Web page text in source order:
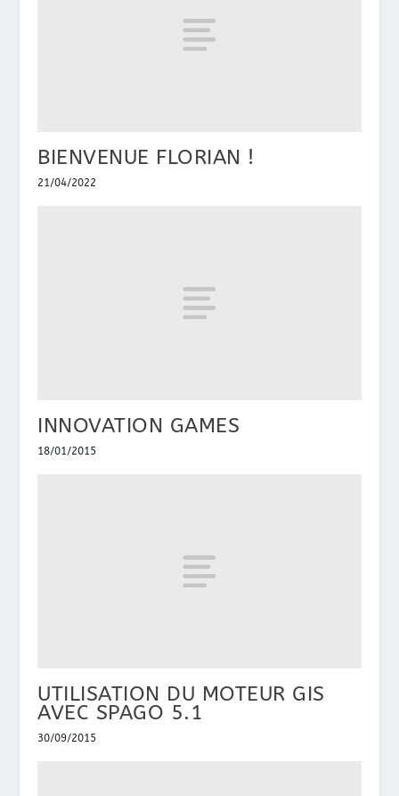
BIENVENUE FLORIAN !
21/04/2022
INNOVATION GAMES
18/01/2015
UTILISATION DU MOTEUR GIS
AVEC SPAGO 5.1
30/09/2015